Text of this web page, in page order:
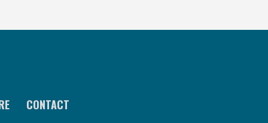
CONTACT